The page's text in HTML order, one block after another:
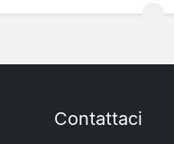
Contattaci